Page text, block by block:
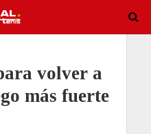
volver a
más fuerte